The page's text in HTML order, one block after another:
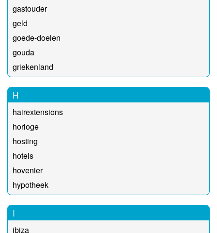
gastouder
geld
goede-doelen
gouda
griekenland
H
hairextensions
horloge
hosting
hotels
hovenier
hypotheek
I
ibiza